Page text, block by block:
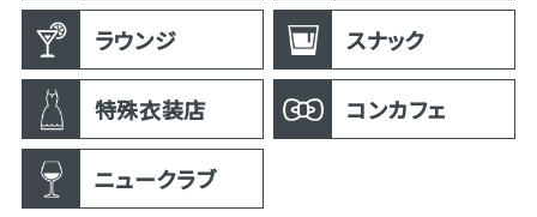
ラウンジ スナック
特殊衣装店 コンカフェ
ニュークラブ